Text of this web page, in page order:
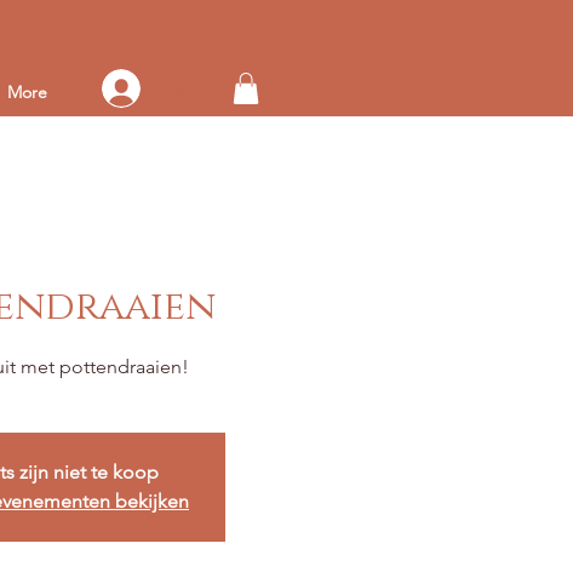
More Log in op je account
zijn niet te koop
bekijken